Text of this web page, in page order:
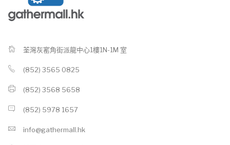
荃灣灰窰角街派龍中心1樓1N-1M 室
(852) 3565 0825
(852) 3568 5658
(852) 5978 1657
info@gathermall.hk